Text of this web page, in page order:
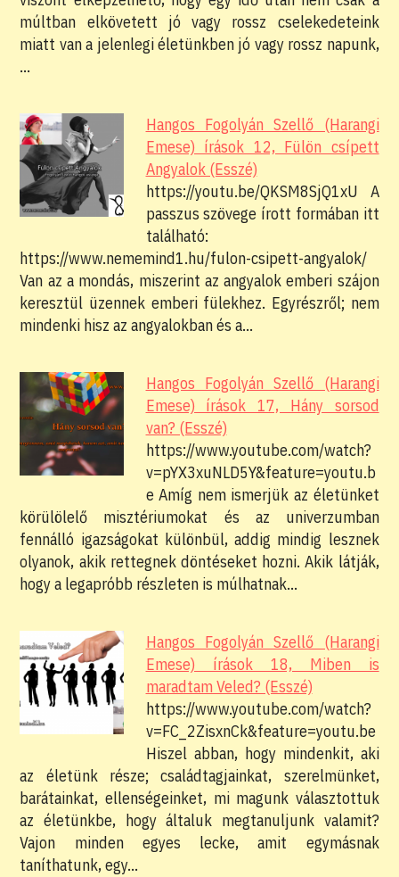
múltban elkövetett jó vagy rossz cselekedeteink
miatt van a jelenlegi életünkben jó vagy rossz napunk,
…
Hangos Fogolyán Szellő (Harangi
Emese) írások 12, Fülön csípett
Angyalok (Esszé)
https://youtu.be/QKSM8SjQ1xU A
passzus szövege írott formában itt
található:
https://www.nememind1.hu/fulon-csipett-angyalok/
Van az a mondás, miszerint az angyalok emberi szájon
keresztül üzennek emberi fülekhez. Egyrészről; nem
mindenki hisz az angyalokban és a…
Hangos Fogolyán Szellő (Harangi
Emese) írások 17, Hány sorsod
van? (Esszé)
https://www.youtube.com/watch?
v=pYX3xuNLD5Y&feature=youtu.b
e Amíg nem ismerjük az életünket
körülölelő misztériumokat és az univerzumban
fennálló igazságokat különbül, addig mindig lesznek
olyanok, akik rettegnek döntéseket hozni. Akik látják,
hogy a legapróbb részleten is múlhatnak…
Hangos Fogolyán Szellő (Harangi
Emese) írások 18, Miben is
maradtam Veled? (Esszé)
https://www.youtube.com/watch?
v=FC_2ZisxnCk&feature=youtu.be
Hiszel abban, hogy mindenkit, aki
az életünk része; családtagjainkat, szerelmünket,
barátainkat, ellenségeinket, mi magunk választottuk
az életünkbe, hogy általuk megtanuljunk valamit?
Vajon minden egyes lecke, amit egymásnak
taníthatunk, egy…